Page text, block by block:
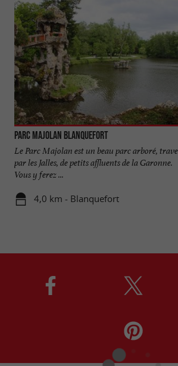
Parc Majolan Blanquefort
Le Parc Majolan est un beau parc arboré,
par les Jalles, de petits affluents de la Garonne.
Vous y ferez ...
4,0 km - Blanquefort